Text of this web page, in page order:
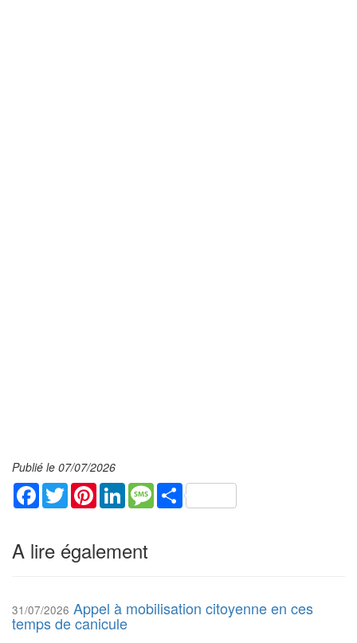
Publié le 07/07/2026
Facebook
TwitterPinterestLinkedInMessageShare
A lire également
31/07/2026 Appel à mobilisation citoyenne en ces
temps de canicule